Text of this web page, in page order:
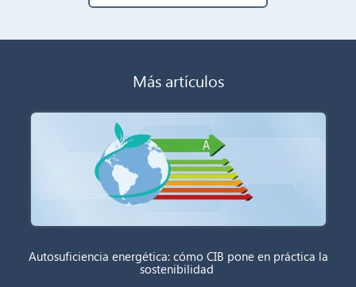
Más artículos
Autosuficiencia energética: cómo CIB pone en práctica la
sostenibilidad